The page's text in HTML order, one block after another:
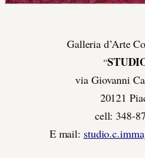
Galleria d’Arte
“
via Giovanni
20121
cell: 348-
E mail: